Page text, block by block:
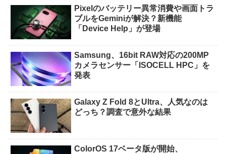
Pixelのバッテリー異常消費や画面トラ
ブルをGeminiが解決？新機能
「Device Help」が登場
Samsung、16bit RAW対応の200MP
カメラセンサー「ISOCELL HPC」を
発表
Galaxy Z Fold 8とUltra、人気なのは
どっち？調査で意外な結果
ColorOS 17ベータ版が開始、